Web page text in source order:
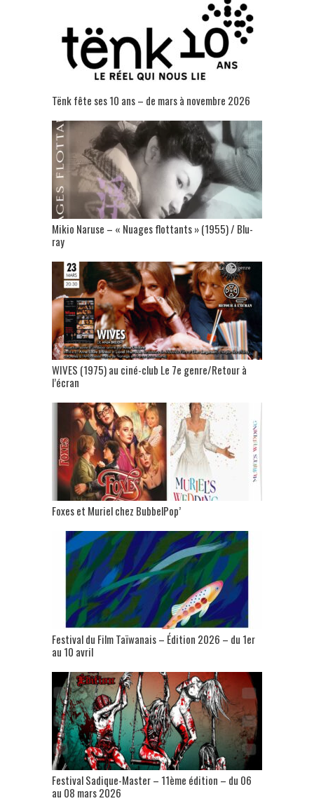
Tënk fête ses 10 ans – de mars à novembre 2026
Mikio Naruse – « Nuages flottants » (1955) / Blu-
ray
WIVES (1975) au ciné-club Le 7e genre/Retour à
l’écran
Foxes et Muriel chez BubbelPop’
Festival du Film Taïwanais – Édition 2026 – du 1er
au 10 avril
Festival Sadique-Master – 11ème édition – du 06
au 08 mars 2026